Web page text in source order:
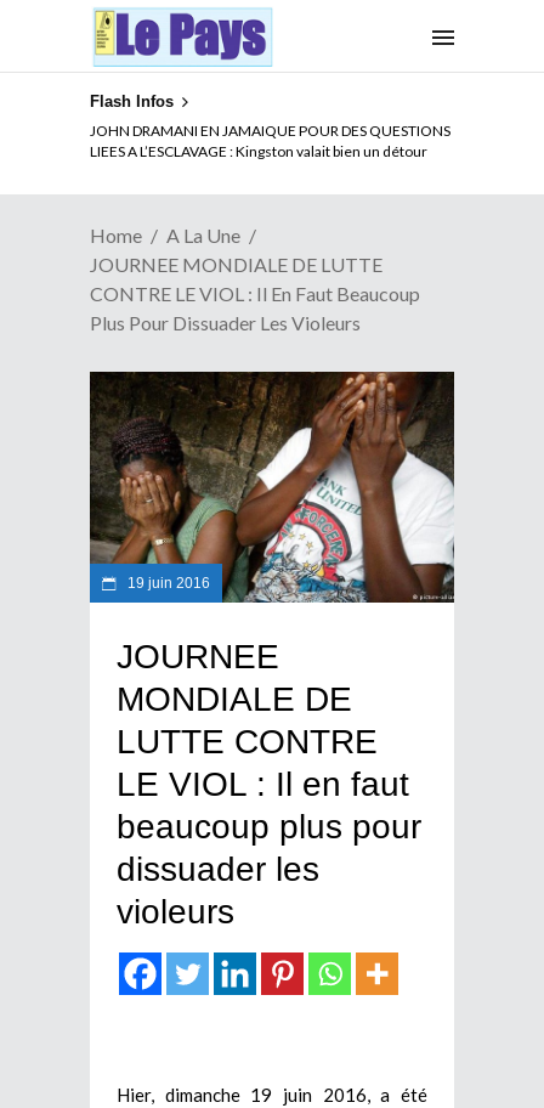
Flash Infos
ELECTION DE TALON A LA TETE DU SENAT BENINOIS :
Quand Patrice quitte le pouvoir sans partir !
Home
A La Une
JOURNEE MONDIALE DE LUTTE
CONTRE LE VIOL : Il En Faut Beaucoup
Plus Pour Dissuader Les Violeurs
19 juin 2016
JOURNEE
MONDIALE DE
LUTTE CONTRE
LE VIOL : Il en faut
beaucoup plus pour
dissuader les
violeurs
Hier, dimanche 19 juin 2016, a été